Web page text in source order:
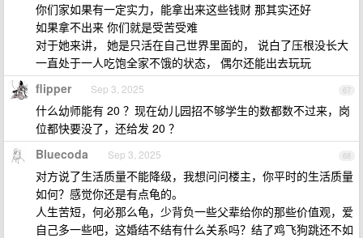
你们家如果有一定实力，能拿出来这些钱财 那其实还好
如果拿不出来 你们就是受苦受难
对于她来讲， 她是只活在自己世界里面的， 说白了压根没长大
一直处于一人吃饱全家不饿的状态， 偶尔还能出去玩玩
67
flipper Sep 3, 2025
什么幼师能有 20 ？现在幼儿园招不够学生的数都数不过来，岗
位都快要没了，还给发 20 ？
68
Bluecoda Sep 3, 2025
对方说了生活质量不能降级，我想问问楼主，你平时的生活质量
如何？感觉你还是有点龟的。
人生苦短，何必那么龟，少背负一些父辈给你的那些价值观，爱
自己多一些吧，这婚结不结有什么关系吗？结了鸡飞狗跳还不如